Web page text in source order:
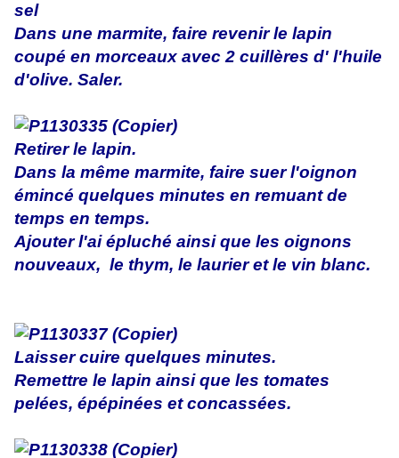
sel
Dans une marmite, faire revenir le lapin
coupé en morceaux avec 2 cuillères d' l'huile
d'olive. Saler.
Retirer le lapin.
Dans la même marmite, faire suer l'oignon
émincé quelques minutes en remuant de
temps en temps.
Ajouter l'ai épluché ainsi que les oignons
nouveaux, le thym, le laurier et le vin blanc.
Laisser cuire quelques minutes.
Remettre le lapin ainsi que les tomates
pelées, épépinées et concassées.